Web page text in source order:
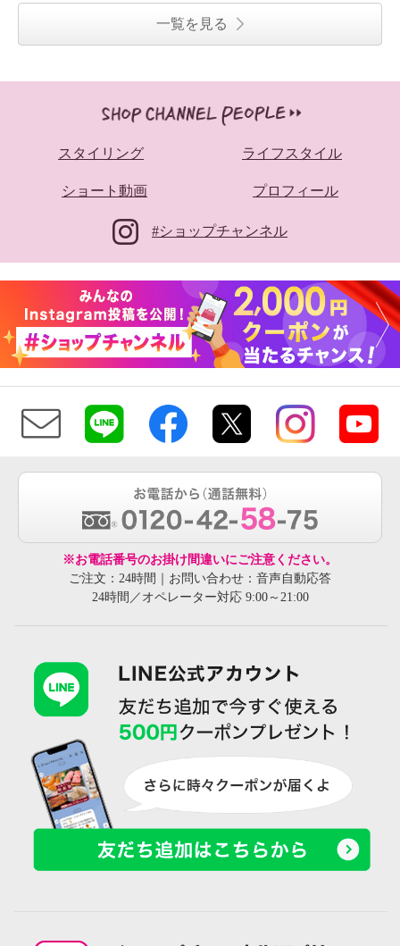
一覧を見る
スタイリング ライフスタイル
ショート動画 プロフィール
#ショップチャンネル
※お電話番号のお掛け間違いにご注意ください。
ご注文：24時間｜お問い合わせ：音声自動応答
24時間／オペレーター対応 9:00～21:00